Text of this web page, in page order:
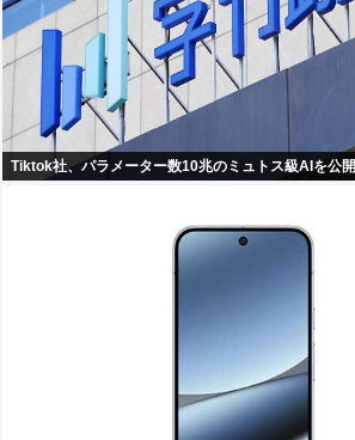
Tiktok社、パラメーター数10兆のミュトス級AIを公